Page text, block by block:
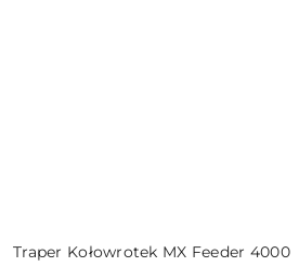
Traper Kołowrotek MX Feeder 4000